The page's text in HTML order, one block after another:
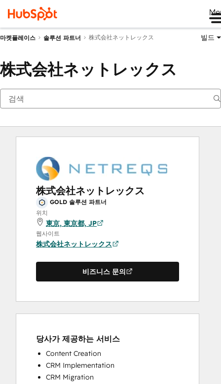
마켓플레이스 솔루션 파트너 株式会社ネットレックス 빌드
株式会社ネットレックス
株式会社ネットレックス
GOLD 솔루션 파트너
위치
東京, 東京都, JP
웹사이트
株式会社ネットレックス
비즈니스 문의
당사가 제공하는 서비스
Content Creation
CRM Implementation
CRM Migration